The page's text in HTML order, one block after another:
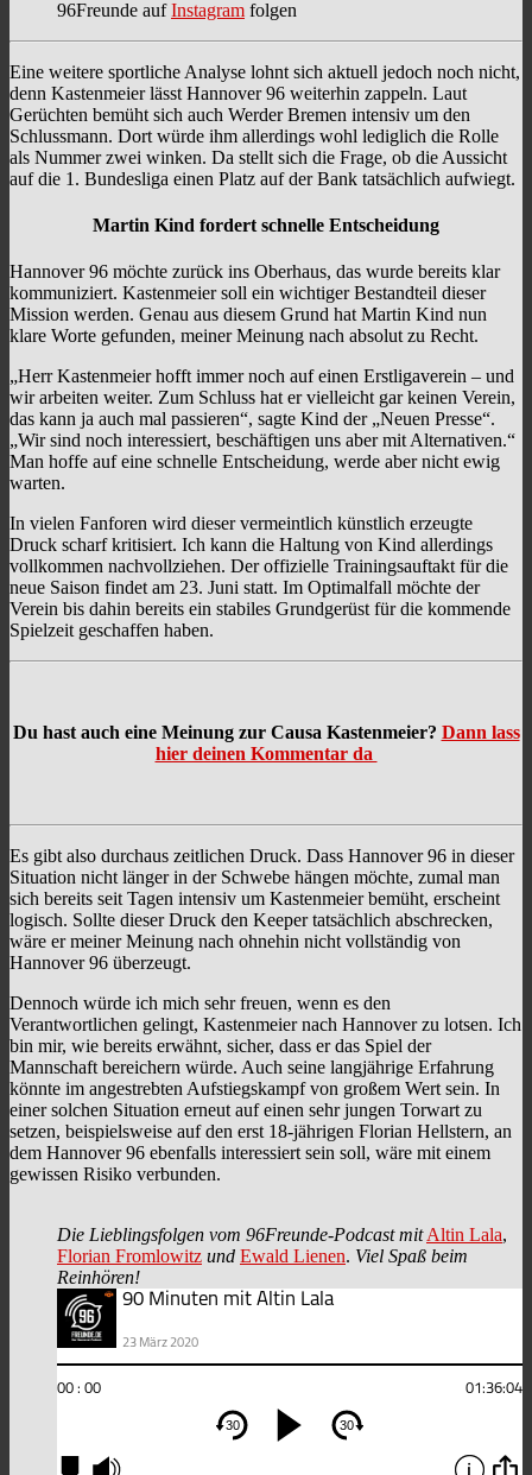
96Freunde aufInstagram folgen
Eine weitere sportliche Analyse lohnt sich aktuell jedoch noch nicht,
denn Kastenmeier lässt Hannover 96 weiterhin zappeln. Laut
Gerüchten bemüht sich auch Werder Bremen intensiv um den
Schlussmann. Dort würde ihm allerdings wohl lediglich die Rolle
als Nummer zwei winken. Da stellt sich die Frage, ob die Aussicht
auf die 1. Bundesliga einen Platz auf der Bank tatsächlich aufwiegt.
Martin Kind fordert schnelle Entscheidung
Hannover 96 möchte zurück ins Oberhaus, das wurde bereits klar
kommuniziert. Kastenmeier soll ein wichtiger Bestandteil dieser
Mission werden. Genau aus diesem Grund hat Martin Kind nun
klare Worte gefunden, meiner Meinung nach absolut zu Recht.
„Herr Kastenmeier hofft immer noch auf einen Erstligaverein – und
wir arbeiten weiter. Zum Schluss hat er vielleicht gar keinen Verein,
das kann ja auch mal passieren“, sagte Kind der „Neuen Presse“.
„Wir sind noch interessiert, beschäftigen uns aber mit Alternativen.“
Man hoffe auf eine schnelle Entscheidung, werde aber nicht ewig
warten.
In vielen Fanforen wird dieser vermeintlich künstlich erzeugte
Druck scharf kritisiert. Ich kann die Haltung von Kind allerdings
vollkommen nachvollziehen. Der offizielle Trainingsauftakt für die
neue Saison findet am 23. Juni statt. Im Optimalfall möchte der
Verein bis dahin bereits ein stabiles Grundgerüst für die kommende
Spielzeit geschaffen haben.
Du hast auch eine Meinung zur Causa Kastenmeier? Dann lass
hier deinen Kommentar da
Es gibt also durchaus zeitlichen Druck. Dass Hannover 96 in dieser
Situation nicht länger in der Schwebe hängen möchte, zumal man
sich bereits seit Tagen intensiv um Kastenmeier bemüht, erscheint
logisch. Sollte dieser Druck den Keeper tatsächlich abschrecken,
wäre er meiner Meinung nach ohnehin nicht vollständig von
Hannover 96 überzeugt.
Dennoch würde ich mich sehr freuen, wenn es den
Verantwortlichen gelingt, Kastenmeier nach Hannover zu lotsen. Ich
bin mir, wie bereits erwähnt, sicher, dass er das Spiel der
Mannschaft bereichern würde. Auch seine langjährige Erfahrung
könnte im angestrebten Aufstiegskampf von großem Wert sein. In
einer solchen Situation erneut auf einen sehr jungen Torwart zu
setzen, beispielsweise auf den erst 18-jährigen Florian Hellstern, an
dem Hannover 96 ebenfalls interessiert sein soll, wäre mit einem
gewissen Risiko verbunden.
Die Lieblingsfolgen vom 96Freunde-Podcast mit Altin Lala,
Florian Fromlowitz und Ewald Lienen. Viel Spaß beim
Reinhören!